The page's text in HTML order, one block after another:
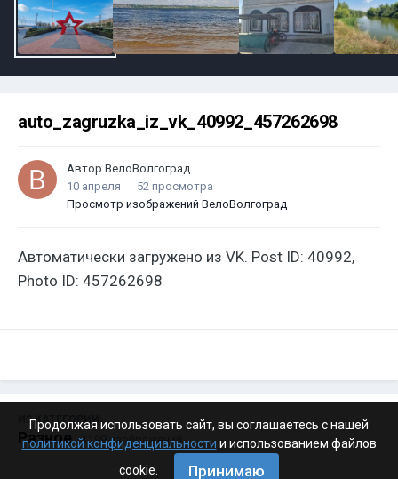
auto_zagruzka_iz_vk_40992_457262698
Автор ВелоВолгоград
10 апреля
52 просмотра
Просмотр изображений ВелоВолгоград
Автоматически загружено из VK. Post ID: 40992,
Photo ID: 457262698
ИЗ КАТЕГОРИИ:
Разное · 4 199 изображений
Продолжая использовать сайт, вы соглашаетесь с нашей
политикой конфиденциальности и использованием файлов
cookie.
Принимаю